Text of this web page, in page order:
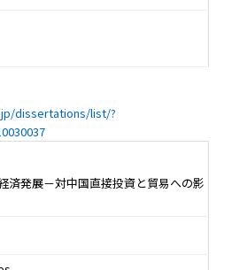
dissertations/list/?
済発展－対中国直接投資と貿易への影